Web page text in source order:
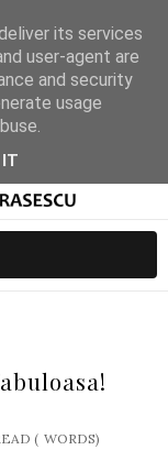
( WORDS)
its services
user-agent are
and security
usage
IT